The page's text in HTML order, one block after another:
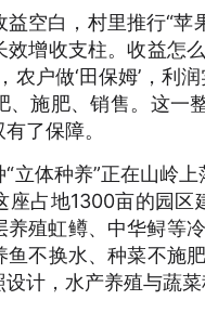
空白，村里推行“
增收支柱。收益怎
农户做‘田保姆’，利
、施肥、销售。这一
了保障。
立体种养”正在山岭
座占地1300亩的园
殖虹鳟、中华鲟等
鱼不换水、种菜不施
计，水产养殖与蔬